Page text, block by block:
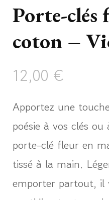
Porte-clés
coton –
12,00 €
Apportez une
poésie à vos clés
porte-clé fleur en
tissé à la main.
emporter partout, il